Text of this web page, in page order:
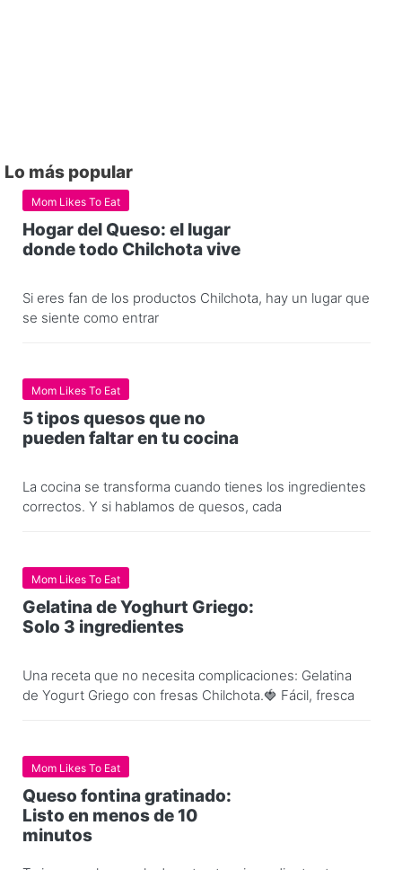
Lo más popular
Mom Likes To Eat
Hogar del Queso: el lugar
donde todo Chilchota vive
Si eres fan de los productos Chilchota, hay un lugar que
se siente como entrar
Mom Likes To Eat
5 tipos quesos que no
pueden faltar en tu cocina
La cocina se transforma cuando tienes los ingredientes
correctos. Y si hablamos de quesos, cada
Mom Likes To Eat
Gelatina de Yoghurt Griego:
Solo 3 ingredientes
Una receta que no necesita complicaciones: Gelatina
de Yogurt Griego con fresas Chilchota.🍓 Fácil, fresca
Mom Likes To Eat
Queso fontina gratinado:
Listo en menos de 10
minutos